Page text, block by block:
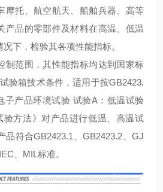
摩托、航空航天、船舶兵器、高等
产品的零部件及材料在高温、低温
况下，检验其各项性能指标。
制范围，其性能指标均达到国家标
验箱技术条件，适用于按GB2423.
子产品环境试验 试验A：低温试验
验方法》对产品进行低温、高温试
品符合GB2423.1、GB2423.2、GJ
、MIL标准。